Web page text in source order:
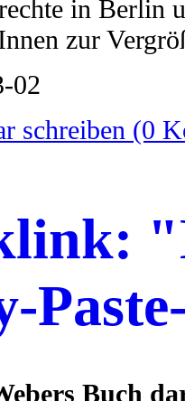
in Berlin
zur
02
schreiben (0
Buch